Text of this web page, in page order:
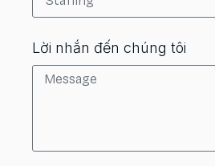
Lời nhắn đến chúng tôi